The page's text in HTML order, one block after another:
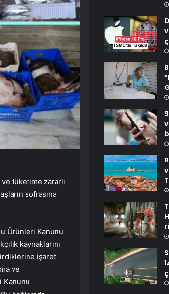
tüketime zararlı
sofrasına
Ürünleri Kanunu
kaynaklarını
işaret
ve
Kanunu